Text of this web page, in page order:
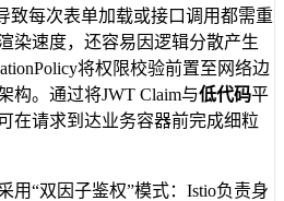
致每次表单加载或接口调用都需重
染速度，还容易因逻辑分散产生
将权限校验前置至网络边
构。通过将JWT Claim与低代码平
在请求到达业务容器前完成细粒
用“双因子鉴权”模式：Istio负责身